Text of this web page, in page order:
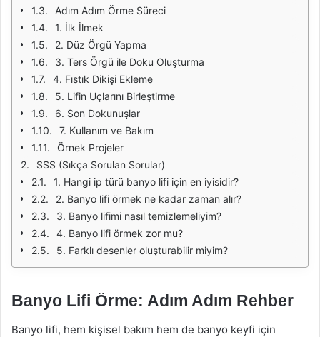
Adım Adım Örme Süreci
1. İlk İlmek
2. Düz Örgü Yapma
3. Ters Örgü ile Doku Oluşturma
4. Fıstık Dikişi Ekleme
5. Lifin Uçlarını Birleştirme
6. Son Dokunuşlar
7. Kullanım ve Bakım
Örnek Projeler
SSS (Sıkça Sorulan Sorular)
1. Hangi ip türü banyo lifi için en iyisidir?
2. Banyo lifi örmek ne kadar zaman alır?
3. Banyo lifimi nasıl temizlemeliyim?
4. Banyo lifi örmek zor mu?
5. Farklı desenler oluşturabilir miyim?
Banyo Lifi Örme: Adım Adım Rehber
Banyo lifi, hem kişisel bakım hem de banyo keyfi için